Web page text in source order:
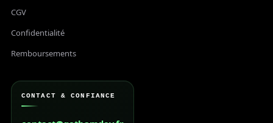
CGV
Confidentialité
Remboursements
CONTACT & CONFIANCE